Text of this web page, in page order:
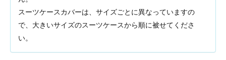
スーツケースカバーは、サイズごとに異なっていますの
で、大きいサイズのスーツケースから順に被せてくださ
い。